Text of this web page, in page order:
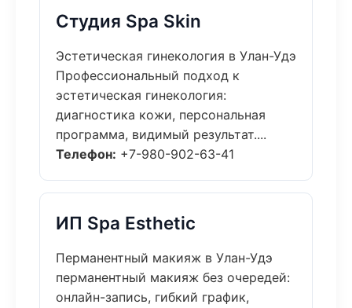
Студия Spa Skin
Эстетическая гинекология в Улан-Удэ
Профессиональный подход к
эстетическая гинекология:
диагностика кожи, персональная
программа, видимый результат....
Телефон: +7-980-902-63-41
ИП Spa Esthetic
Перманентный макияж в Улан-Удэ
перманентный макияж без очередей:
онлайн-запись, гибкий график,